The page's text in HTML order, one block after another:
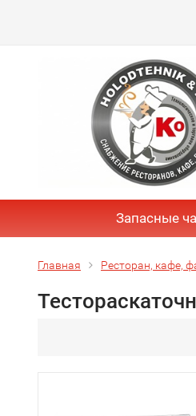
Запасные
Главная Ресторан, кафе,